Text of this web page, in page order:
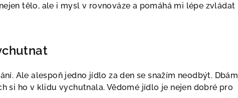
tělo, ale i mysl v rovnováze a pomáhá mi lépe zvládat
Ale alespoň jedno jídlo za den se snažím neodbýt. Dbám
si ho v klidu vychutnala. Vědomé jídlo je nejen dobré pro